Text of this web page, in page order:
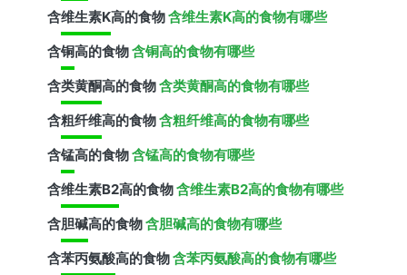
含维生素K高的食物含维生素K高的食物有哪些
含铜高的食物含铜高的食物有哪些
含类黄酮高的食物含类黄酮高的食物有哪些
含粗纤维高的食物含粗纤维高的食物有哪些
含锰高的食物含锰高的食物有哪些
含维生素B2高的食物含维生素B2高的食物有哪些
含胆碱高的食物含胆碱高的食物有哪些
含苯丙氨酸高的食物含苯丙氨酸高的食物有哪些